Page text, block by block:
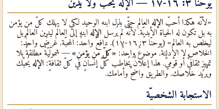
«لأنّه هكذا أحبّ الإله العالم حتّى بذل ابنه الوحيد لكي لا يهلك كلّ من يؤمن
به بل تكون له الحياة الأبديّة. لأنّه لم يُرسل الإله ابنه إلى العالم ليدين العالم بل
ليخلص به العالم» (يوحنّا ٣: ١٦-١٧). دافعٌ واحدٌ: المحبّة. غرضٌ واحدٌ:
الخلاص لا الإدانة. موضوعٌ واحدٌ: «كلّ من يؤمن» — شموليّةٌ مطلقةٌ بلا
تمييزٍ ثقافيٌّ أو قوميٌّ. هذا إعلانٌ يُخاطب كلّ إنسانٍ في كلّ ثقافةٍ: الإله يُحبّك
ويُريد خلاصك. والطريق واضحٌ وأمامك.
الاستجابة الشخصيّة